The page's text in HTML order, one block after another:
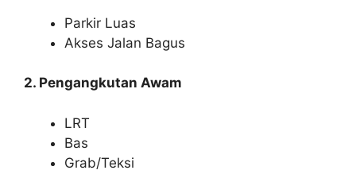
Parkir Luas
Akses Jalan Bagus
2. Pengangkutan Awam
LRT
Bas
Grab/Teksi